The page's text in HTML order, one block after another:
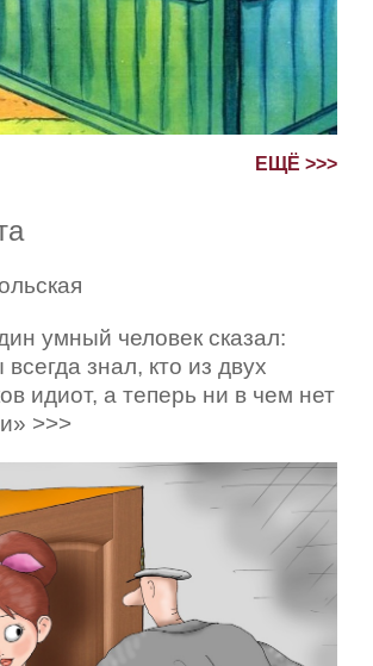
ЕЩЁ >>>
умный человек сказал:
знал, кто из двух
идиот, а теперь ни в чем нет
>>>